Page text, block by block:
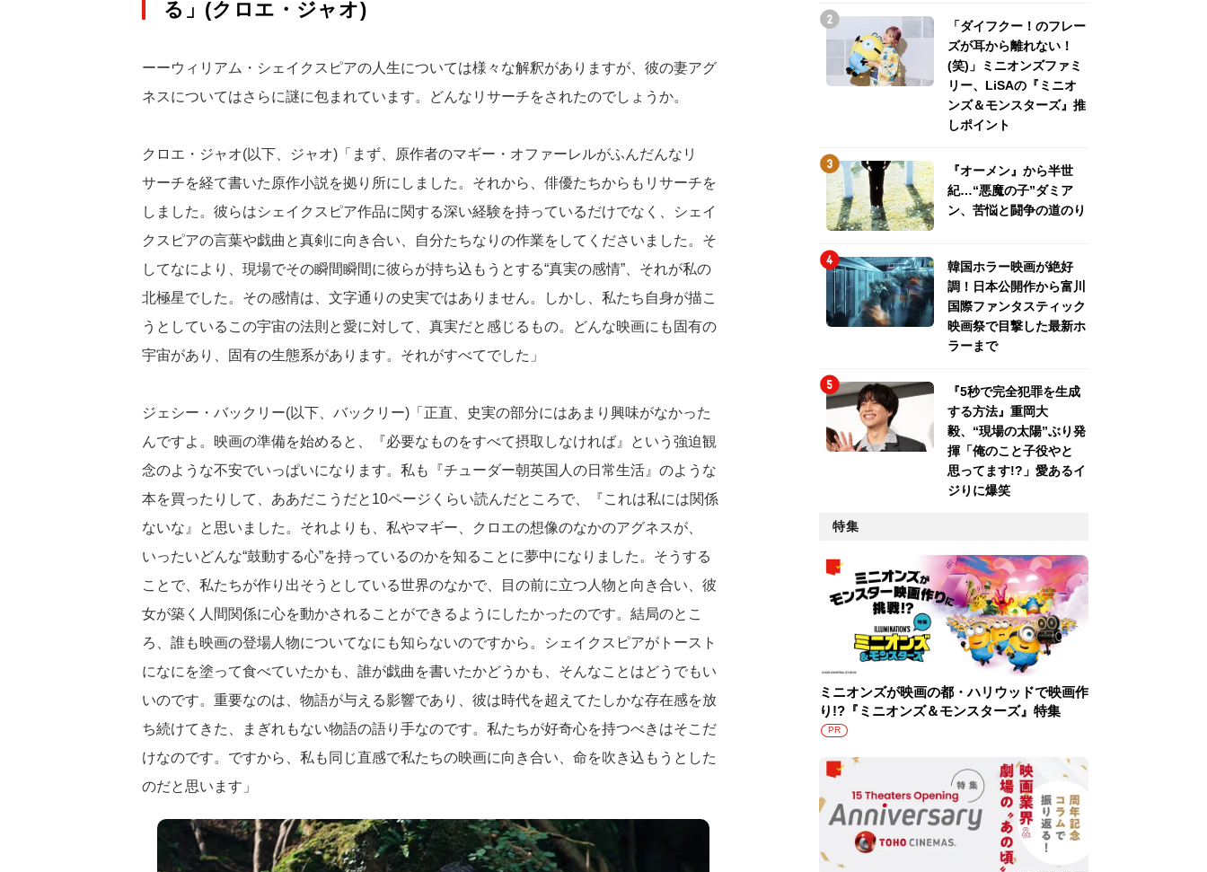
る」(クロエ・ジャオ)
ーーウィリアム・シェイクスピアの人生については様々な解釈がありますが、彼の妻アグ
ネスについてはさらに謎に包まれています。どんなリサーチをされたのでしょうか。
クロエ・ジャオ(以下、ジャオ)「まず、原作者のマギー・オファーレルがふんだんなリ
サーチを経て書いた原作小説を拠り所にしました。それから、俳優たちからもリサーチを
しました。彼らはシェイクスピア作品に関する深い経験を持っているだけでなく、シェイ
クスピアの言葉や戯曲と真剣に向き合い、自分たちなりの作業をしてくださいました。そ
してなにより、現場でその瞬間瞬間に彼らが持ち込もうとする“真実の感情”、それが私の
北極星でした。その感情は、文字通りの史実ではありません。しかし、私たち自身が描こ
うとしているこの宇宙の法則と愛に対して、真実だと感じるもの。どんな映画にも固有の
宇宙があり、固有の生態系があります。それがすべてでした」
ジェシー・バックリー(以下、バックリー)「正直、史実の部分にはあまり興味がなかった
んですよ。映画の準備を始めると、『必要なものをすべて摂取しなければ』という強迫観
念のような不安でいっぱいになります。私も『チューダー朝英国人の日常生活』のような
本を買ったりして、ああだこうだと10ページくらい読んだところで、『これは私には関係
ないな』と思いました。それよりも、私やマギー、クロエの想像のなかのアグネスが、
いったいどんな“鼓動する心”を持っているのかを知ることに夢中になりました。そうする
ことで、私たちが作り出そうとしている世界のなかで、目の前に立つ人物と向き合い、彼
女が築く人間関係に心を動かされることができるようにしたかったのです。結局のとこ
ろ、誰も映画の登場人物についてなにも知らないのですから。シェイクスピアがトースト
になにを塗って食べていたかも、誰が戯曲を書いたかどうかも、そんなことはどうでもい
いのです。重要なのは、物語が与える影響であり、彼は時代を超えてたしかな存在感を放
ち続けてきた、まぎれもない物語の語り手なのです。私たちが好奇心を持つべきはそこだ
けなのです。ですから、私も同じ直感で私たちの映画に向き合い、命を吹き込もうとした
のだと思います」
「ダイフクー！のフレー
ズが耳から離れない！
(笑)」ミニオンズファミ
リー、LiSAの『ミニオ
ンズ＆モンスターズ』推
しポイント
『オーメン』から半世
紀…“悪魔の子”ダミア
ン、苦悩と闘争の道のり
韓国ホラー映画が絶好
調！日本公開作から富川
国際ファンタスティック
映画祭で目撃した最新ホ
ラーまで
『5秒で完全犯罪を生成
する方法』重岡大
毅、“現場の太陽”ぶり発
揮「俺のこと子役やと
思ってます!?」愛あるイ
ジりに爆笑
特集
ミニオンズが映画の都・ハリウッドで映画作
り!?『ミニオンズ＆モンスターズ』特集
PR